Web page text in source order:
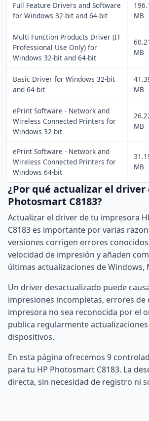
Full Feature Drivers and Software
for Windows 32-bit and 64-bit
MB
Multi Function Products Driver (IT
Professional Use Only) for
Windows 32-bit and 64-bit
MB
Basic Driver for Windows 32-bit
and 64-bit
MB
ePrint Software - Network and
Wireless Connected Printers for
Windows 32-bit
MB
ePrint Software - Network and
Wireless Connected Printers for
Windows 64-bit
MB
¿Por qué actualizar el driver
Photosmart C8183?
Actualizar el driver de tu impresora
C8183 es importante por varias
versiones corrigen errores
velocidad de impresión y añaden
últimas actualizaciones de Windows,
Un driver desactualizado puede
impresiones incompletas, errores de
impresora no sea reconocida por el
publica regularmente
dispositivos.
En esta página ofrecemos 9
para tu HP Photosmart C8183. La
directa, sin necesidad de registro ni